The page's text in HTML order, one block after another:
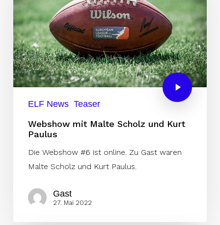
ELF News Teaser
Webshow mit Malte Scholz und Kurt
Paulus
Die Webshow #6 ist online. Zu Gast waren
Malte Scholz und Kurt Paulus.
Gast
27. Mai 2022